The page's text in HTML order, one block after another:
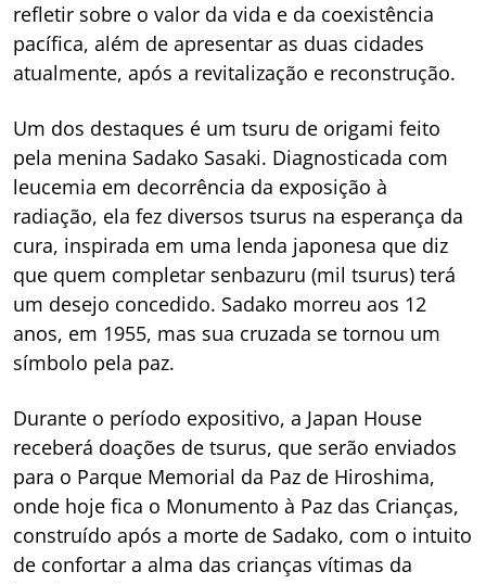
refletir sobre o valor da vida e da coexistência
pacífica, além de apresentar as duas cidades
atualmente, após a revitalização e reconstrução.
Um dos destaques é um tsuru de origami feito
pela menina Sadako Sasaki. Diagnosticada com
leucemia em decorrência da exposição à
radiação, ela fez diversos tsurus na esperança da
cura, inspirada em uma lenda japonesa que diz
que quem completar senbazuru (mil tsurus) terá
um desejo concedido. Sadako morreu aos 12
anos, em 1955, mas sua cruzada se tornou um
símbolo pela paz.
Durante o período expositivo, a Japan House
receberá doações de tsurus, que serão enviados
para o Parque Memorial da Paz de Hiroshima,
onde hoje fica o Monumento à Paz das Crianças,
construído após a morte de Sadako, com o intuito
de confortar a alma das crianças vítimas da